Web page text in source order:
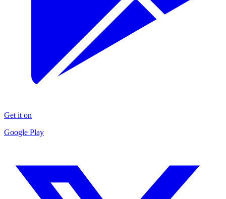
Get it on
Google Play